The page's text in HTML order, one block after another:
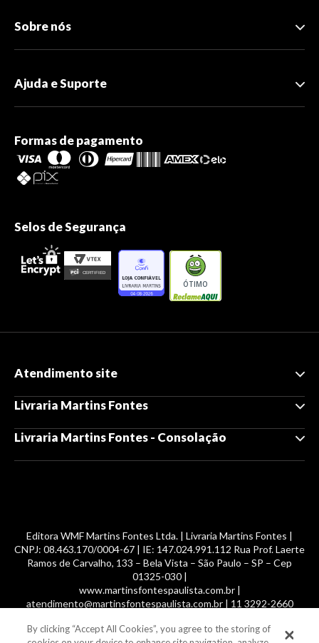
Sobre nós
Ajuda e Suporte
Formas de pagamento
Selos de Segurança
ÓTIMO
Atendimento site
Livraria Martins Fontes
Livraria Martins Fontes - Consolação
Editora WMF Martins Fontes Ltda. | Livraria Martins Fontes |
CNPJ: 08.463.170/0004-67 | IE: 147.024.991.112 Rua Prof. Laerte
Ramos de Carvalho, 133 – Bela Vista – São Paulo – SP – Cep
01325-030 |
www.martinsfontespaulista.com.br |
atendimento@martinsfontespaulista.com.br | 11 3292-2660
© 2014 -2026, MartinsFontes livros nacionais e importados,
By clicking “Accept All Cookies”, you agree to the storing of